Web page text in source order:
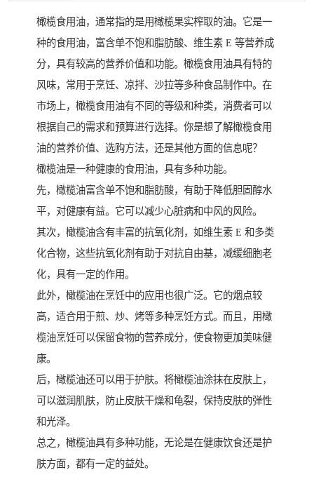
橄榄食用油，通常指的是用橄榄果实榨取的油。它是一
种的食用油，富含单不饱和脂肪酸、维生素 E 等营养成
分，具有较高的营养价值和功能。橄榄食用油具有特的
风味，常用于烹饪、凉拌、沙拉等多种食品制作中。在
市场上，橄榄食用油有不同的等级和种类，消费者可以
根据自己的需求和预算进行选择。你是想了解橄榄食用
油的营养价值、选购方法，还是其他方面的信息呢？
橄榄油是一种健康的食用油，具有多种功能。
先，橄榄油富含单不饱和脂肪酸，有助于降低胆固醇水
平，对健康有益。它可以减少心脏病和中风的风险。
其次，橄榄油含有丰富的抗氧化剂，如维生素 E 和多类
化合物，这些抗氧化剂有助于对抗自由基，减缓细胞老
化，具有一定的作用。
此外，橄榄油在烹饪中的应用也很广泛。它的烟点较
高，适合用于煎、炒、烤等多种烹饪方式。而且，用橄
榄油烹饪可以保留食物的营养成分，使食物更加美味健
康。
后，橄榄油还可以用于护肤。将橄榄油涂抹在皮肤上，
可以滋润肌肤，防止皮肤干燥和龟裂，保持皮肤的弹性
和光泽。
总之，橄榄油具有多种功能，无论是在健康饮食还是护
肤方面，都有一定的益处。